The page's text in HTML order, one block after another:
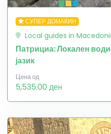
СУПЕР ДОМАЌИН
Local guides in
Патрициа: Локален
јазик
Цена од
5,535.00 ден